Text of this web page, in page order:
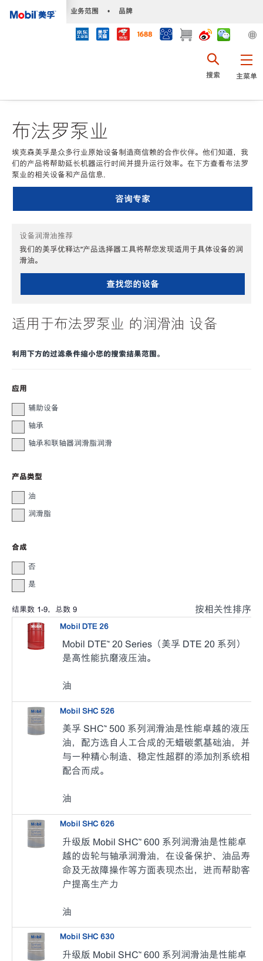
业务范围 • 品牌
主菜单
搜索
布法罗泵业
埃克森美孚是众多行业原始设备制造商信赖的合作伙伴。他们知道，我
们的产品将帮助延长机器运行时间并提升运行效率。在下方查看布法罗
泵业的相关设备和产品信息.
咨询专家
设备润滑油推荐
我们的美孚优释达℠产品选择器工具将帮您发现适用于具体设备的润
滑油。
查找您的设备
适用于布法罗泵业 的润滑油 设备
利用下方的过滤条件缩小您的搜索结果范围。
应用
辅助设备
轴承
轴承和联轴器润滑脂润滑
产品类型
油
润滑脂
合成
否
是
结果数 1-9，总数 9 按相关性排序
Mobil DTE 26
Mobil DTE™ 20 Series（美孚 DTE 20 系列）
是高性能抗磨液压油。
油
Mobil SHC 526
美孚 SHC™ 500 系列润滑油是性能卓越的液压
油，配方选自人工合成的无蜡碳氢基础油，并
与一种精心制造、稳定性超群的添加剂系统相
配合而成。
油
Mobil SHC 626
升级版 Mobil SHC™ 600 系列润滑油是性能卓
越的齿轮与轴承润滑油，在设备保护、油品寿
命及无故障操作等方面表现杰出，进而帮助客
户提高生产力
油
Mobil SHC 630
升级版 Mobil SHC™ 600 系列润滑油是性能卓